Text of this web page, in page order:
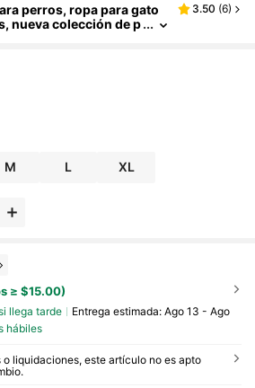
perros, ropa para gato
nueva colección de p
pequeños, protecci
3.50 (6)
M L XL
≥ $15.00)
llega tarde Entrega estimada: Ago 13 - Ago
hábiles
o liquidaciones, este artículo no es apto